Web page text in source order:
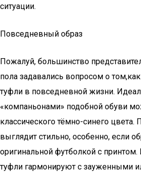
ситуации.
Повседневный образ
Пожалуй, большинство
пола задавались вопросом о
туфли в повседневной жизни.
«компаньонами» подобной обуви
классического тёмно-синего цвета.
выглядит стильно, особенно, если
оригинальной футболкой с
туфли гармонируют с зауженными